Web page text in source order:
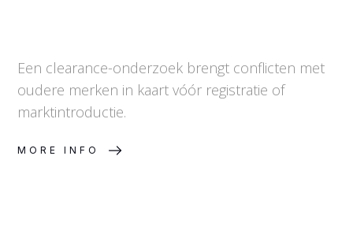
Een clearance-onderzoek brengt conflicten met
oudere merken in kaart vóór registratie of
marktintroductie.
MORE INFO